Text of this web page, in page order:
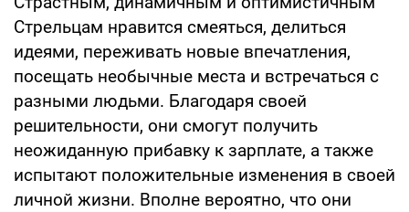
Стрельцам нравится смеяться, делиться
идеями, переживать новые впечатления,
посещать необычные места и встречаться с
разными людьми. Благодаря своей
решительности, они смогут получить
неожиданную прибавку к зарплате, а также
испытают положительные изменения в своей
личной жизни. Вполне вероятно, что они